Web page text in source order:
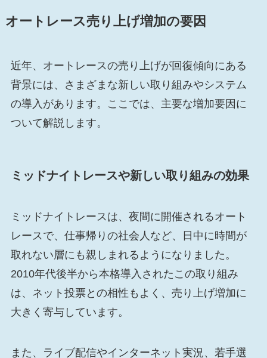
オートレース売り上げ増加の要因
近年、オートレースの売り上げが回復傾向にある
背景には、さまざまな新しい取り組みやシステム
の導入があります。ここでは、主要な増加要因に
ついて解説します。
ミッドナイトレースや新しい取り組みの効果
ミッドナイトレースは、夜間に開催されるオート
レースで、仕事帰りの社会人など、日中に時間が
取れない層にも親しまれるようになりました。
2010年代後半から本格導入されたこの取り組み
は、ネット投票との相性もよく、売り上げ増加に
大きく寄与しています。
また、ライブ配信やインターネット実況、若手選